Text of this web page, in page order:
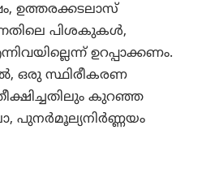
ഉത്തരക്കടലാസ്
പിശകുകൾ,
ഉറപ്പാക്കണം.
ഒരു സ്ഥിരീകരണ
കുറഞ്ഞ
പുനർമൂല്യനിർണ്ണയം